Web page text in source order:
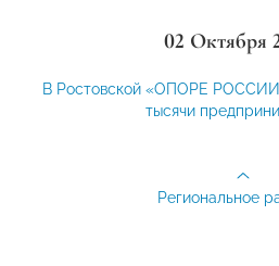
02 Октября
В Ростовской «ОПОРЕ
тысячи
Региональное